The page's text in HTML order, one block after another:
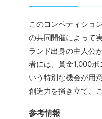
このコンペティショ
の共同開催によって
ランド出身の主人公
者には、賞金1,000
いう特別な機会が用
創造力を掻き立て、
参考情報